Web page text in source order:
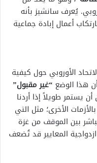
يُعرف سانشيز بأنه
أعمال إبادة جماعية
الأوروبي حول كيفية
هذا الوضع “غير مقبول”
يستمر طويلاً إذا أردنا
الأخرى؛ مثل التي
بين الموقف من غزة
المعايير قد تُضعف